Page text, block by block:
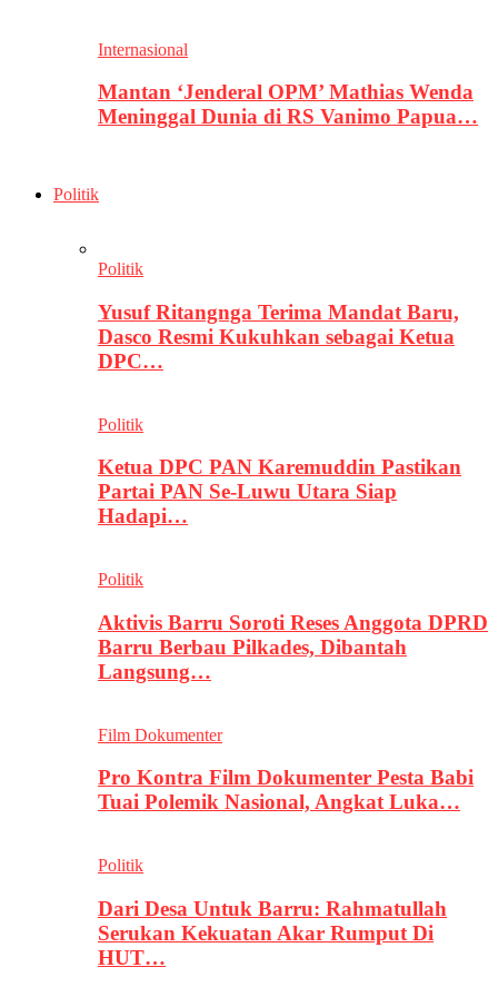
Internasional
Mantan ‘Jenderal OPM’ Mathias Wenda
Meninggal Dunia di RS Vanimo Papua…
Politik
Politik
Yusuf Ritangnga Terima Mandat Baru,
Dasco Resmi Kukuhkan sebagai Ketua
DPC…
Politik
Ketua DPC PAN Karemuddin Pastikan
Partai PAN Se-Luwu Utara Siap
Hadapi…
Politik
Aktivis Barru Soroti Reses Anggota DPRD
Barru Berbau Pilkades, Dibantah
Langsung…
Film Dokumenter
Pro Kontra Film Dokumenter Pesta Babi
Tuai Polemik Nasional, Angkat Luka…
Politik
Dari Desa Untuk Barru: Rahmatullah
Serukan Kekuatan Akar Rumput Di
HUT…